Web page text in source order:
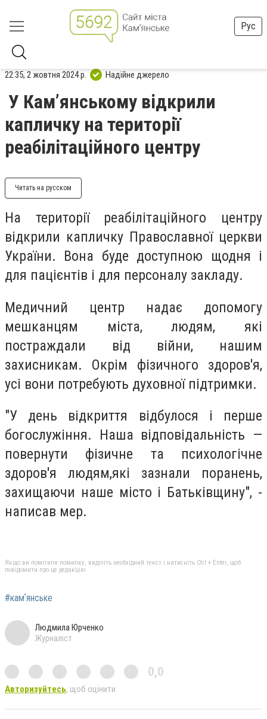
Рус
22:35, 2 жовтня 2024 р. Надійне джерело
У Камʼянському відкрили
капличку на території
реабілітаційного центру
Читать на русском
На території реабілітаційного центру
відкрили капличку Православної церкви
України. Вона буде доступною щодня і
для пацієнтів і для персоналу закладу.
Медичний центр надає допомогу
мешканцям міста, людям, які
постраждали від війни, нашим
захисникам. Окрім фізичного здоров'я,
усі вони потребують духовної підтримки.
"У день відкриття відбулося і перше
богослужіння. Наша відповідальність —
повернути фізичне та психологічне
здоров'я людям,які зазнали поранень,
захищаючи наше місто і Батьківщину", -
написав мер.
Якщо ви помітили помилку, виділіть необхідний текст і натисніть Ctrl + Enter, щоб
повідомити про це редакцію
#камʼянське
Людмила Юрченко
Журналіст
0,0
Авторизуйтесь, щоб оцінити